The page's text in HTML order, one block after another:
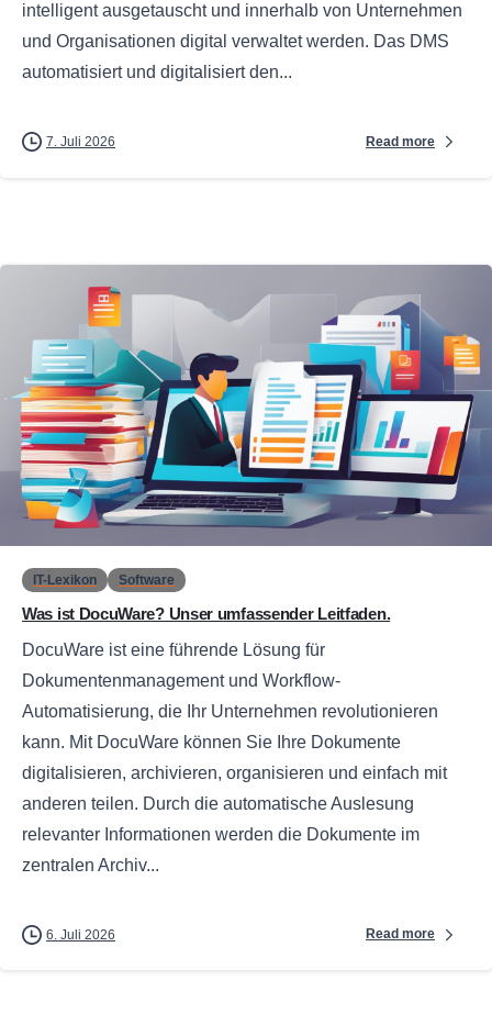
intelligent ausgetauscht und innerhalb von Unternehmen
und Organisationen digital verwaltet werden. Das DMS
automatisiert und digitalisiert den...
7. Juli 2026 Read more
0
IT-Lexikon Software
Was ist DocuWare? Unser umfassender Leitfaden.
DocuWare ist eine führende Lösung für
Dokumentenmanagement und Workflow-
Automatisierung, die Ihr Unternehmen revolutionieren
kann. Mit DocuWare können Sie Ihre Dokumente
digitalisieren, archivieren, organisieren und einfach mit
anderen teilen. Durch die automatische Auslesung
relevanter Informationen werden die Dokumente im
zentralen Archiv...
6. Juli 2026 Read more